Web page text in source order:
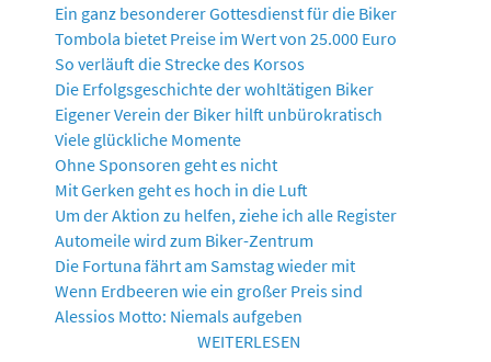
Ein ganz besonderer Gottesdienst für die Biker
Tombola bietet Preise im Wert von 25.000 Euro
So verläuft die Strecke des Korsos
Die Erfolgsgeschichte der wohltätigen Biker
Eigener Verein der Biker hilft unbürokratisch
Viele glückliche Momente
Ohne Sponsoren geht es nicht
Mit Gerken geht es hoch in die Luft
Um der Aktion zu helfen, ziehe ich alle Register
Automeile wird zum Biker-Zentrum
Die Fortuna fährt am Samstag wieder mit
Wenn Erdbeeren wie ein großer Preis sind
Alessios Motto: Niemals aufgeben
WEITERLESEN